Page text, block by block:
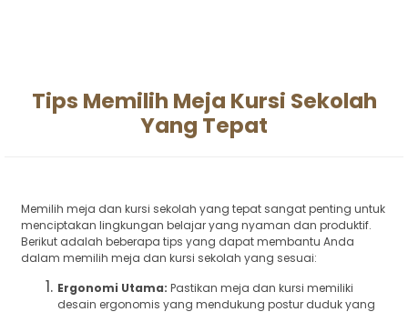
Tips Memilih Meja Kursi Sekolah
Yang Tepat
Memilih meja dan kursi sekolah yang tepat sangat penting untuk
menciptakan lingkungan belajar yang nyaman dan produktif.
Berikut adalah beberapa tips yang dapat membantu Anda
dalam memilih meja dan kursi sekolah yang sesuai:
Ergonomi Utama: Pastikan meja dan kursi memiliki
desain ergonomis yang mendukung postur duduk yang